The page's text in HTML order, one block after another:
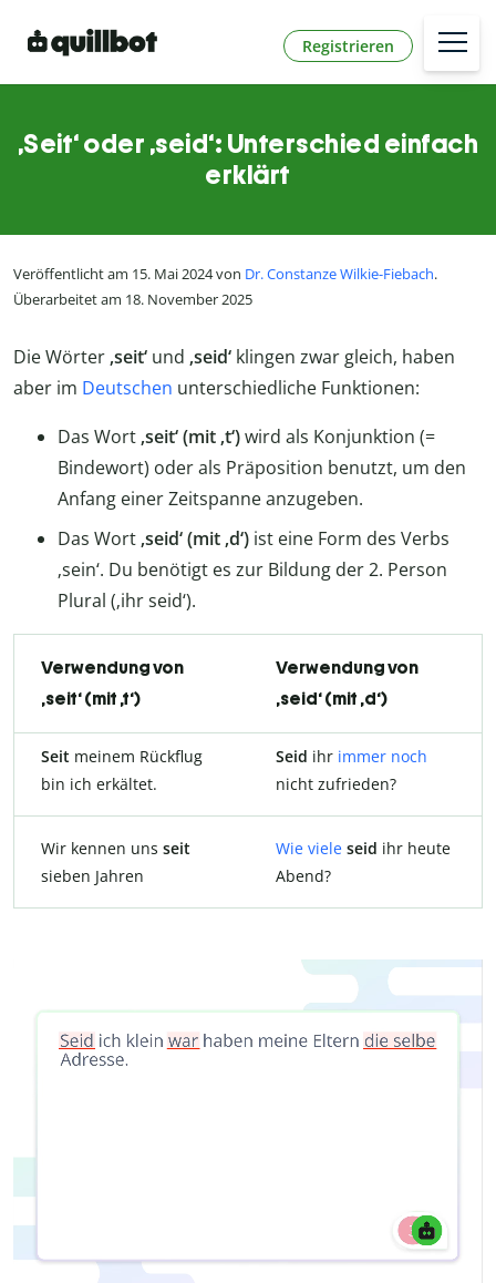
Registrieren
‚Seit‘ oder ‚seid‘: Unterschied einfach
erklärt
Veröffentlicht am 15. Mai 2024 von Dr. Constanze Wilkie-Fiebach.
Überarbeitet am 18. November 2025
Die Wörter ‚seit‘ und ‚seid‘ klingen zwar gleich, haben
aber im Deutschen unterschiedliche Funktionen:
Das Wort ‚seit‘ (mit ‚t‘)wird als Konjunktion (=
Bindewort) oder als Präposition benutzt, um den
Anfang einer Zeitspanne anzugeben.
Das Wort ‚seid‘ (mit ‚d‘) ist eine Form des Verbs
‚sein‘. Du benötigt es zur Bildung der 2. Person
Plural (‚ihr seid‘).
Verwendung von
‚seit‘ (mit ‚t‘)
Verwendung von
‚seid‘ (mit ‚d‘)
Seit meinem Rückflug
bin ich erkältet.
Seid ihr immer noch
nicht zufrieden?
Wir kennen uns seit
sieben Jahren
Wie viele seid ihr heute
Abend?